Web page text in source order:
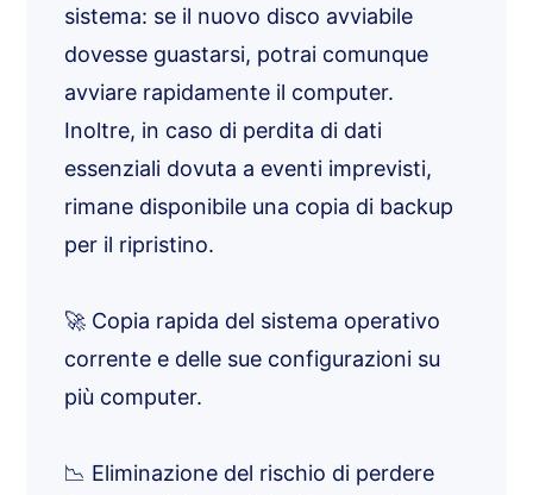
sistema: se il nuovo disco avviabile
dovesse guastarsi, potrai comunque
avviare rapidamente il computer.
Inoltre, in caso di perdita di dati
essenziali dovuta a eventi imprevisti,
rimane disponibile una copia di backup
per il ripristino.
🚀 Copia rapida del sistema operativo
corrente e delle sue configurazioni su
più computer.
📉 Eliminazione del rischio di perdere